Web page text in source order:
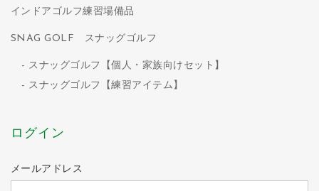
インドアゴルフ練習場備品
SNAG GOLF スナッグゴルフ
スナッグゴルフ【個人・家族向けセット】
スナッグゴルフ【練習アイテム】
ログイン
メールアドレス